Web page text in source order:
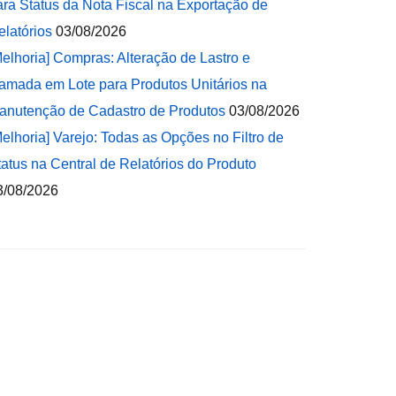
Status da Nota Fiscal na Exportação de
03/08/2026
Compras: Alteração de Lastro e
em Lote para Produtos Unitários na
de Cadastro de Produtos 03/08/2026
Varejo: Todas as Opções no Filtro de
na Central de Relatórios do Produto
08/2026